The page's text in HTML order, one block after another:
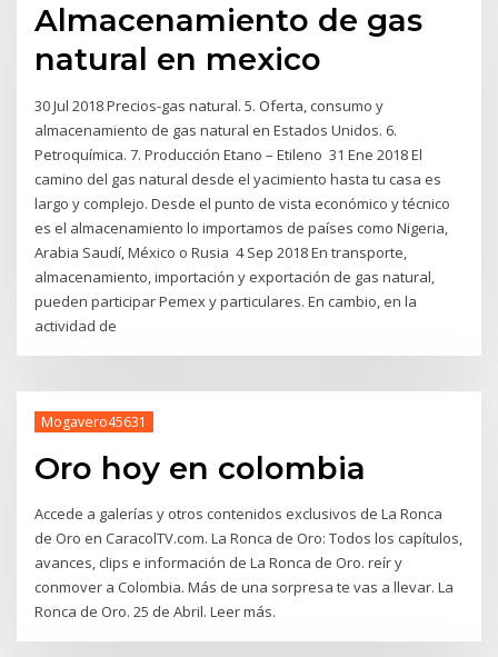
Almacenamiento de gas
natural en mexico
30 Jul 2018 Precios-gas natural. 5. Oferta, consumo y
almacenamiento de gas natural en Estados Unidos. 6.
Petroquímica. 7. Producción Etano – Etileno 31 Ene 2018 El
camino del gas natural desde el yacimiento hasta tu casa es
largo y complejo. Desde el punto de vista económico y técnico
es el almacenamiento lo importamos de países como Nigeria,
Arabia Saudí, México o Rusia 4 Sep 2018 En transporte,
almacenamiento, importación y exportación de gas natural,
pueden participar Pemex y particulares. En cambio, en la
actividad de
Mogavero45631
Oro hoy en colombia
Accede a galerías y otros contenidos exclusivos de La Ronca
de Oro en CaracolTV.com. La Ronca de Oro: Todos los capítulos,
avances, clips e información de La Ronca de Oro. reír y
conmover a Colombia. Más de una sorpresa te vas a llevar. La
Ronca de Oro. 25 de Abril. Leer más.